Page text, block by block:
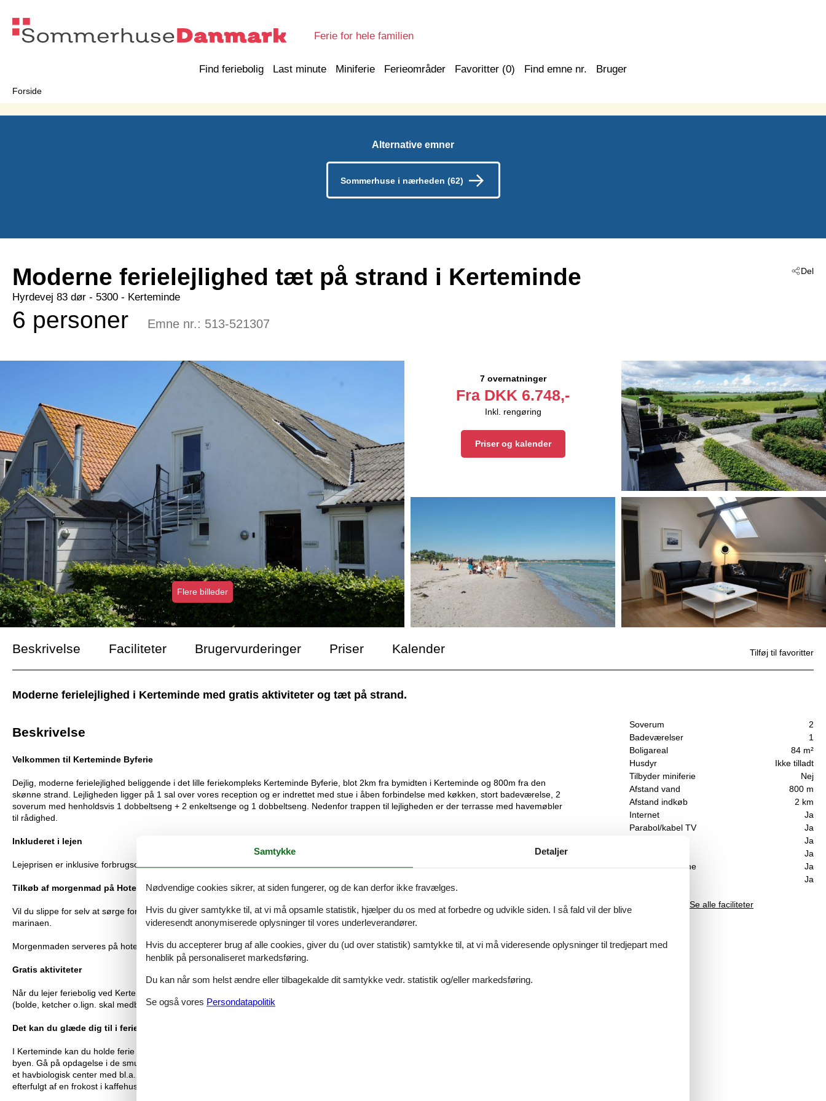
Ferie for hele familien
Find feriebolig Last minute Miniferie Ferieområder Favoritter (0) Find emne nr. Bruger
Forside
Alternative emner
Sommerhuse i nærheden (62)
Del
Moderne ferielejlighed tæt på strand i Kerteminde
Hyrdevej 83 dør - 5300 - Kerteminde
6 personer Emne nr.: 513-521307
Flere billeder
7 overnatninger
Fra DKK 6.748,-
Inkl. rengøring
Priser og kalender
Beskrivelse Faciliteter Brugervurderinger Priser Kalender
Moderne ferielejlighed i Kerteminde med gratis aktiviteter og tæt på strand.
Soverum
2
Badeværelser
1
Boligareal
84 m²
Husdyr
Ikke tilladt
Tilbyder miniferie
Nej
Afstand vand
800 m
Afstand indkøb
2 km
Internet
Ja
Parabol/kabel TV
Ja
Ja
Ja
Opvaskemaskine
Ja
Ja
Se alle faciliteter
Tilføj til favoritter
Beskrivelse
Velkommen til Kerteminde Byferie
Dejlig, moderne ferielejlighed beliggende i det lille feriekompleks Kerteminde Byferie, blot 2km fra bymidten i Kerteminde og 800m fra den
skønne strand. Lejligheden ligger på 1 sal over vores reception og er indrettet med stue i åben forbindelse med køkken, stort badeværelse, 2
soverum med henholdsvis 1 dobbeltseng + 2 enkeltsenge og 1 dobbeltseng. Nedenfor trappen til lejligheden er der terrasse med havemøbler
til rådighed.
Inkluderet i lejen
Lejeprisen er inklusive forbrugsomkostninger, gratis Wifi, linnedpakke med 2 håndklæder pr. person og viskestykker.
Tilkøb af morgenmad på Hotel Kerteminde Strand
Vil du slippe for selv at sørge for morgenmaden under dit ophold? Så kan du nemt tilkøbe morgenmad på Hotel Kerteminde Strand ved
marinaen.
Morgenmaden serveres på hotellet som en lækker buffet hver dag fra kl. 7.00 til 10.00.
Gratis aktiviteter
Når du lejer feriebolig ved Kerteminde Byferie, har du gratis adgang til tennisbane, fodboldbane, trampolin, legeplads, bålplads og discgolf
(bolde, ketcher o.lign. skal medbringes eller lejes).
Det kan du glæde dig til i ferien
I Kerteminde kan du holde ferie i smukke og idylliske omgivelser. Nyd solen og vandet ved en af de fantastiske strande, som ligger helt op til
byen. Gå på opdagelse i de smukke, gamle stræder og shop i den hyggelige indkøbsgade med masser af specialbutikker. Besøg Fjord&Bælt,
et havbiologisk center med bl.a. marsvin og sæler. Nyd haven, udstillingsbygningen og det gamle kunstnerhus på Johannes Larsens Museet
efterfulgt af en frokost i kaffehuset med havudsigt.
Samtykke Detaljer
Nødvendige cookies sikrer, at siden fungerer, og de kan derfor ikke fravælges.
Hvis du giver samtykke til, at vi må opsamle statistik, hjælper du os med at forbedre og udvikle siden. I så fald vil der blive
videresendt anonymiserede oplysninger til vores underleverandører.
Hvis du accepterer brug af alle cookies, giver du (ud over statistik) samtykke til, at vi må videresende oplysninger til tredjepart med
henblik på personaliseret markedsføring.
Du kan når som helst ændre eller tilbagekalde dit samtykke vedr. statistik og/eller markedsføring.
Se også vores Persondatapolitik